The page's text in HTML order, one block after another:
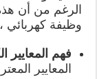
الرغم من أن
وظيفة كهربائي
فهم المعايير
المعايير